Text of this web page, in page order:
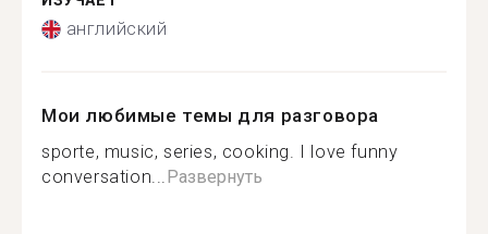
английский
Мои любимые темы для разговора
sporte, music, series, cooking. I love funny
conversation...Развернуть